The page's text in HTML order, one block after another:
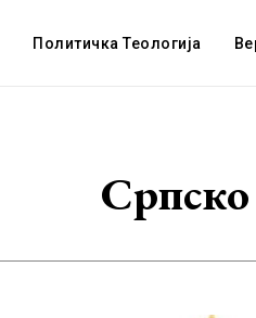
Политичка Теологија